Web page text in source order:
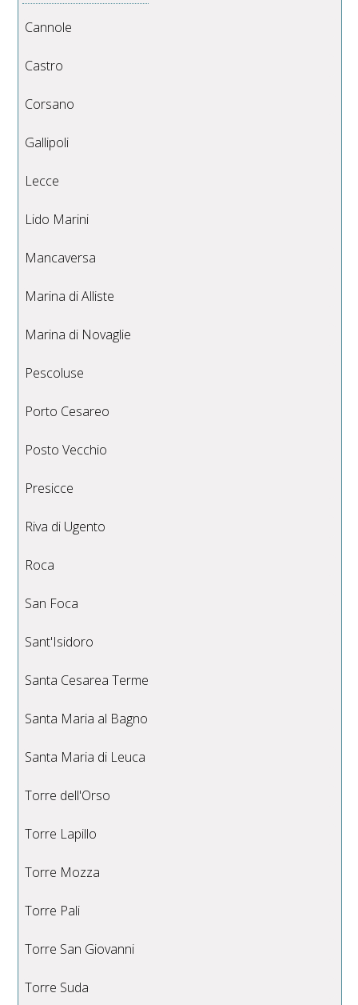
Cannole
Castro
Corsano
Gallipoli
Lecce
Lido Marini
Mancaversa
Marina di Alliste
Marina di Novaglie
Pescoluse
Porto Cesareo
Posto Vecchio
Presicce
Riva di Ugento
Roca
San Foca
Sant'Isidoro
Santa Cesarea Terme
Santa Maria al Bagno
Santa Maria di Leuca
Torre dell'Orso
Torre Lapillo
Torre Mozza
Torre Pali
Torre San Giovanni
Torre Suda